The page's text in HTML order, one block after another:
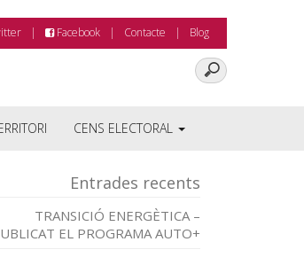
Facebook Contacte Blog
CENS ELECTORAL
Entrades recents
TRANSICIÓ ENERGÈTICA –
EL PROGRAMA AUTO+